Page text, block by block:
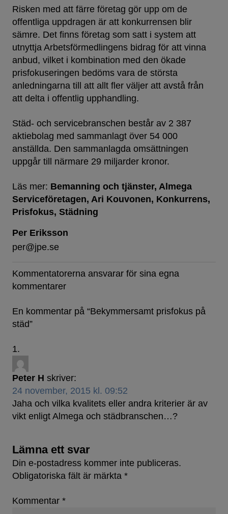
Risken med att färre företag gör upp om de
offentliga uppdragen är att konkurrensen blir
sämre. Det finns företag som satt i system att
utnyttja Arbetsförmedlingens bidrag för att vinna
anbud, vilket i kombination med den ökade
prisfokuseringen bedöms vara de största
anledningarna till att allt fler väljer att avstå från
att delta i offentlig upphandling.
Städ- och servicebranschen består av 2 387
aktiebolag med sammanlagt över 54 000
anställda. Den sammanlagda omsättningen
uppgår till närmare 29 miljarder kronor.
Läs mer: Bemanning och tjänster Almega
Serviceföretagen Ari Kouvonen Konkurrens
Prisfokus Städning
Per Eriksson
per@jpe.se
Kommentatorerna ansvarar för sina egna
kommentarer
En kommentar på “Bekymmersamt prisfokus på
städ”
Peter H skriver:
24 november, 2015 kl. 09:52
Jaha och vilka kvalitets eller andra kriterier är av
vikt enligt Almega och städbranschen…?
Lämna ett svar
Din e-postadress kommer inte publiceras.
Obligatoriska fält är märkta *
Kommentar *